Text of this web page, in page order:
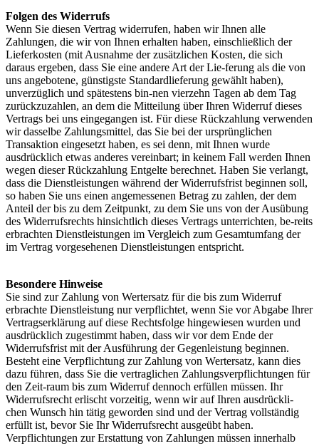
Folgen des Widerrufs
Wenn Sie diesen Vertrag widerrufen, haben wir Ihnen alle
Zahlungen, die wir von Ihnen erhalten haben, einschließlich der
Lieferkosten (mit Ausnahme der zusätzlichen Kosten, die sich
daraus ergeben, dass Sie eine andere Art der Lie-ferung als die von
uns angebotene, günstigste Standardlieferung gewählt haben),
unverzüglich und spätestens bin-nen vierzehn Tagen ab dem Tag
zurückzuzahlen, an dem die Mitteilung über Ihren Widerruf dieses
Vertrags bei uns eingegangen ist. Für diese Rückzahlung verwenden
wir dasselbe Zahlungsmittel, das Sie bei der ursprünglichen
Transaktion eingesetzt haben, es sei denn, mit Ihnen wurde
ausdrücklich etwas anderes vereinbart; in keinem Fall werden Ihnen
wegen dieser Rückzahlung Entgelte berechnet. Haben Sie verlangt,
dass die Dienstleistungen während der Widerrufsfrist beginnen soll,
so haben Sie uns einen angemessenen Betrag zu zahlen, der dem
Anteil der bis zu dem Zeitpunkt, zu dem Sie uns von der Ausübung
des Widerrufsrechts hinsichtlich dieses Vertrags unterrichten, be-reits
erbrachten Dienstleistungen im Vergleich zum Gesamtumfang der
im Vertrag vorgesehenen Dienstleistungen entspricht.
Besondere Hinweise
Sie sind zur Zahlung von Wertersatz für die bis zum Widerruf
erbrachte Dienstleistung nur verpflichtet, wenn Sie vor Abgabe Ihrer
Vertragserklärung auf diese Rechtsfolge hingewiesen wurden und
ausdrücklich zugestimmt haben, dass wir vor dem Ende der
Widerrufsfrist mit der Ausführung der Gegenleistung beginnen.
Besteht eine Verpflichtung zur Zahlung von Wertersatz, kann dies
dazu führen, dass Sie die vertraglichen Zahlungsverpflichtungen für
den Zeit-raum bis zum Widerruf dennoch erfüllen müssen. Ihr
Widerrufsrecht erlischt vorzeitig, wenn wir auf Ihren ausdrückli-
chen Wunsch hin tätig geworden sind und der Vertrag vollständig
erfüllt ist, bevor Sie Ihr Widerrufsrecht ausgeübt haben.
Verpflichtungen zur Erstattung von Zahlungen müssen innerhalb